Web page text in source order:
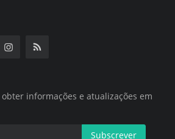
informações e atualizações em
Subscrever